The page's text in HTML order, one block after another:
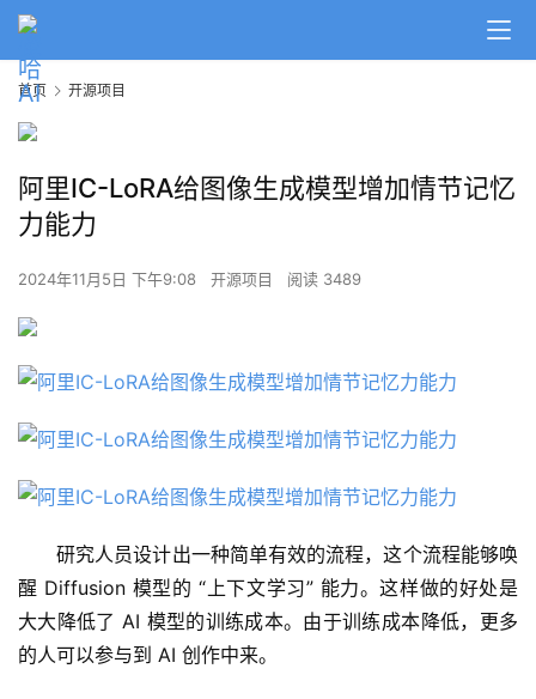
A
首页 开源项目
阿里IC-LoRA给图像生成模型增加情节记忆
力能力
2024年11月5日 下午9:08 开源项目 阅读 3489
研究人员设计出一种简单有效的流程，这个流程能够唤
醒 Diffusion 模型的 “上下文学习” 能力。这样做的好处是
大大降低了 AI 模型的训练成本。由于训练成本降低，更多
的人可以参与到 AI 创作中来。